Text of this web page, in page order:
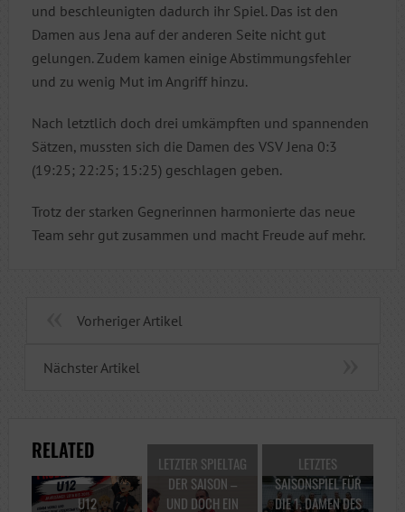
und beschleunigten dadurch ihr Spiel. Das ist den
Damen aus Jena auf der anderen Seite nicht gut
gelungen. Zudem kamen einige Abstimmungsfehler
und zu wenig Mut im Angriff hinzu.
Nach letztlich doch drei umkämpften und spannenden
Sätzen, mussten sich die Damen des VSV Jena 0:3
(19:25; 22:25; 15:25) geschlagen geben.
Trotz der starken Gegnerinnen harmonierte das neue
Team sehr gut zusammen und macht Freude auf mehr.
Vorheriger Artikel
Nächster Artikel
RELATED
U12
LETZTER SPIELTAG
DER SAISON –
UND DOCH EIN
LETZTES
SAISONSPIEL FÜR
DIE 1. DAMEN DES